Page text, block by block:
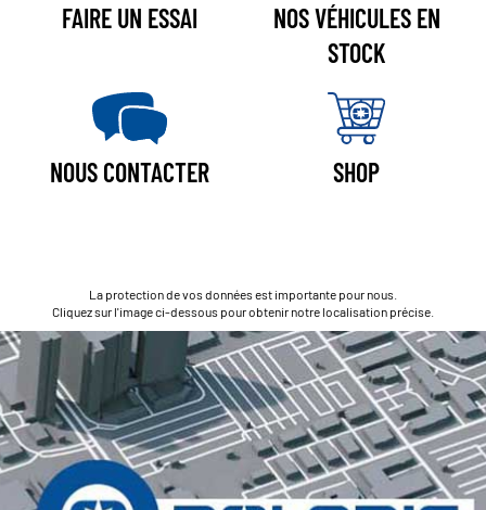
FAIRE UN ESSAI
NOS VÉHICULES EN
STOCK
NOUS CONTACTER SHOP
La protection de vos données est importante pour nous.
Cliquez sur l'image ci-dessous pour obtenir notre localisation précise.